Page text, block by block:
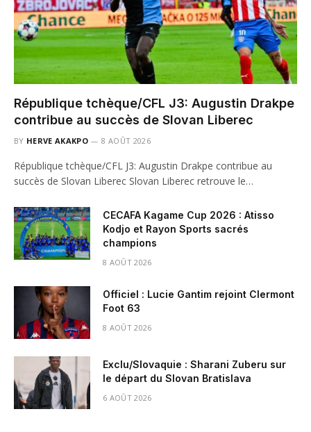
République tchèque/CFL J3: Augustin Drakpe
contribue au succès de Slovan Liberec
BY HERVE AKAKPO 8 AOÛT 2026
République tchèque/CFL J3: Augustin Drakpe contribue au
succès de Slovan Liberec Slovan Liberec retrouve le…
CECAFA Kagame Cup 2026 : Atisso
Kodjo et Rayon Sports sacrés
champions
8 AOÛT 2026
Officiel : Lucie Gantim rejoint Clermont
Foot 63
8 AOÛT 2026
Exclu/Slovaquie : Sharani Zuberu sur
le départ du Slovan Bratislava
6 AOÛT 2026